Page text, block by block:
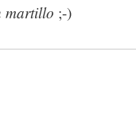
martillo ;-)